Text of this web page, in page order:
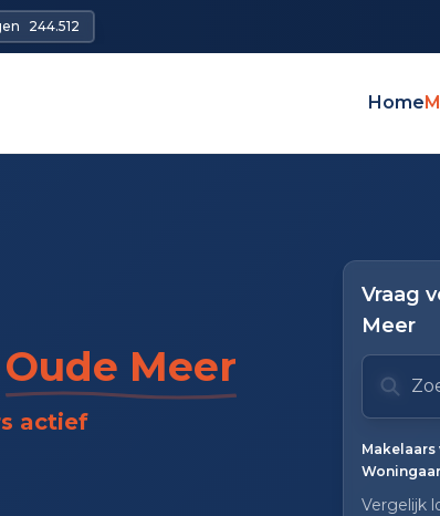
244.512
Home
Oude Meer
actief
Vraag
Meer
Zoek op
Typ om
Vergelijk